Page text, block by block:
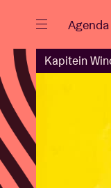
Sluiten
Agenda
Kapitein